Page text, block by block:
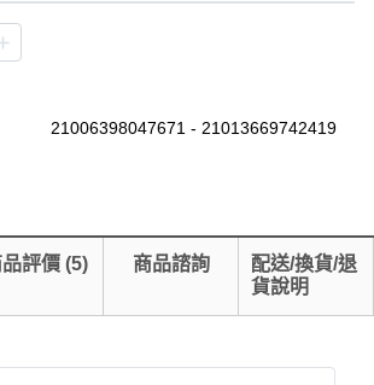
21006398047671 - 21013669742419
評價 (5) 商品諮詢
配送/換貨/退
貨說明